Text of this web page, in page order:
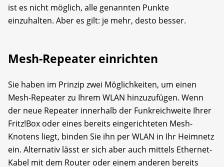
ist es nicht möglich, alle genannten Punkte
einzuhalten. Aber es gilt: je mehr, desto besser.
Mesh-Repeater einrichten
Sie haben im Prinzip zwei Möglichkeiten, um einen
Mesh-Repeater zu Ihrem WLAN hinzuzufügen. Wenn
der neue Repeater innerhalb der Funkreichweite Ihrer
Fritz!Box oder eines bereits eingerichteten Mesh-
Knotens liegt, binden Sie ihn per WLAN in Ihr Heimnetz
ein. Alternativ lässt er sich aber auch mittels Ethernet-
Kabel mit dem Router oder einem anderen bereits